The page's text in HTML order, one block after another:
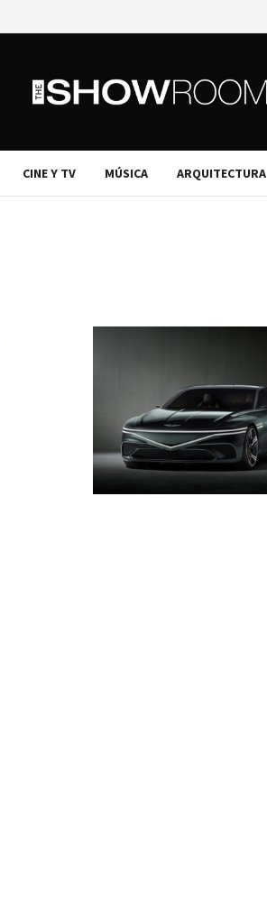
CINE Y TV MÚSICA ARQUITECTURA